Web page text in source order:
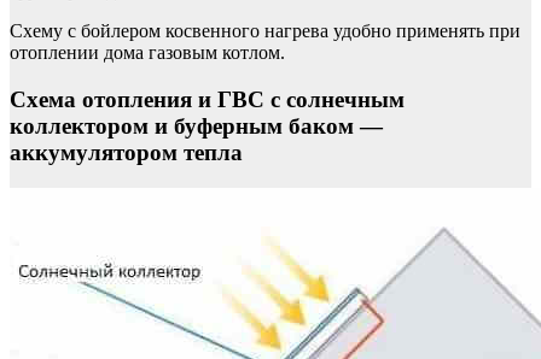
Схему с бойлером косвенного нагрева удобно применять при
отоплении дома газовым котлом.
Схема отопления и ГВС с солнечным
коллектором и буферным баком —
аккумулятором тепла